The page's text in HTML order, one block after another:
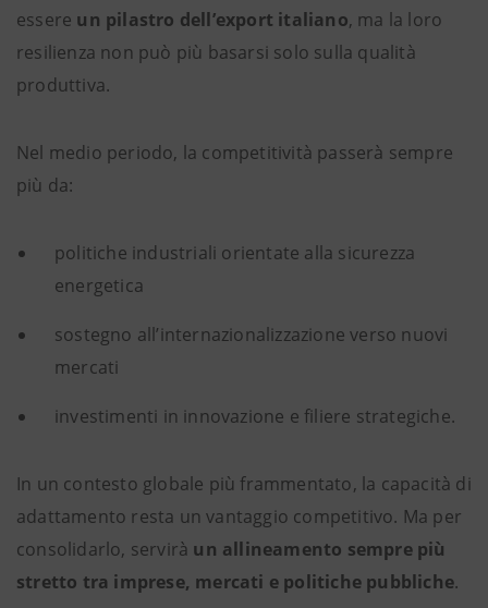
essere un pilastro dell’export italiano, ma la loro
resilienza non può più basarsi solo sulla qualità
produttiva.
Nel medio periodo, la competitività passerà sempre
più da:
politiche industriali orientate alla sicurezza
energetica
sostegno all’internazionalizzazione verso nuovi
mercati
investimenti in innovazione e filiere strategiche.
In un contesto globale più frammentato, la capacità di
adattamento resta un vantaggio competitivo. Ma per
consolidarlo, servirà un allineamento sempre più
stretto tra imprese, mercati e politiche pubbliche.